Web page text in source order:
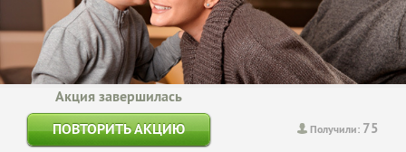
Получили: 75
Акция завершилась
ПОВТОРИТЬ АКЦИЮ